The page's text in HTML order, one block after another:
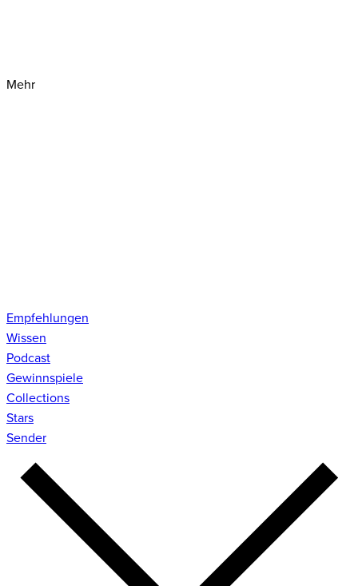
Mehr
Empfehlungen
Wissen
Podcast
Gewinnspiele
Collections
Stars
Sender